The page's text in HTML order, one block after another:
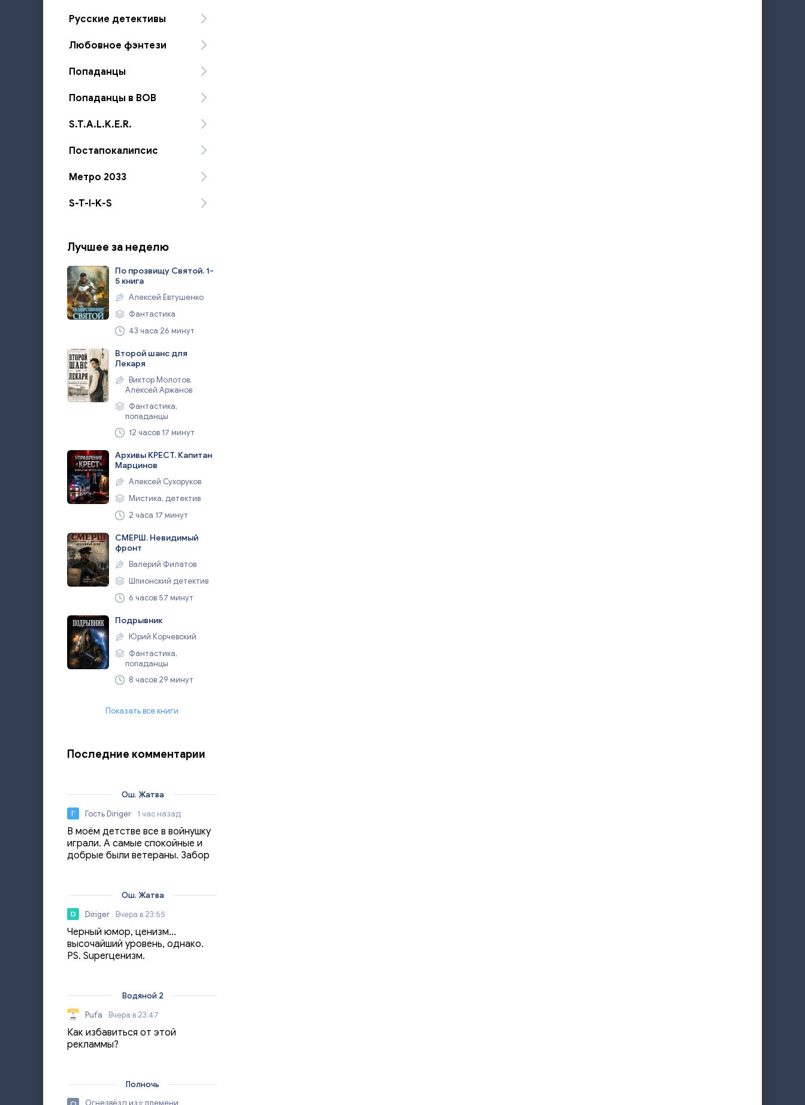
Русские детективы
Любовное фэнтези
Попаданцы
Попаданцы в ВОВ
S.T.A.L.K.E.R.
Постапокалипсис
Метро 2033
S-T-I-K-S
Лучшее за неделю
По прозвищу Святой. 1-
5 книга
Алексей Евтушенко
Фантастика
43 часа 26 минут
Второй шанс для
Лекаря
Виктор Молотов,
Алексей Аржанов
Фантастика,
попаданцы
12 часов 17 минут
Архивы КРЕСТ. Капитан
Марцинов
Алексей Сухоруков
Мистика, детектив
2 часа 17 минут
СМЕРШ. Невидимый
фронт
Валерий Филатов
Шпионский детектив
6 часов 57 минут
Подрывник
Юрий Корчевский
Фантастика,
попаданцы
8 часов 29 минут
Показать все книги
Последние комментарии
Ош. Жатва
Г Гость Diriger 1 час назад
В моём детстве все в войнушку
играли. А самые спокойные и
добрые были ветераны. Забор
Ош. Жатва
D Diriger Вчера в 23:55
Черный юмор, ценизм...
высочайший уровень, однако.
PS. Superценизм.
Водяной 2
Pufa
Вчера в 23:47
Как избавиться от этой
рекламмы?
Полночь
Огнезвёзд из⭐ племени